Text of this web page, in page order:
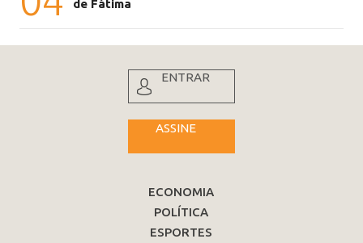
de Fátima
ENTRAR
ASSINE
ECONOMIA
POLÍTICA
ESPORTES